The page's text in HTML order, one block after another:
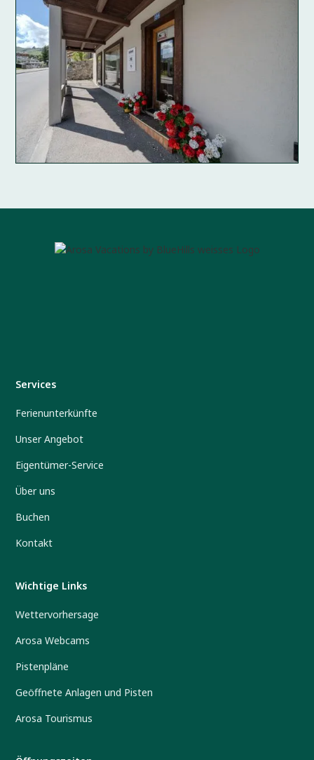
Services
Ferienunterkünfte
Unser Angebot
Eigentümer-Service
Über uns
Buchen
Kontakt
Wichtige Links
Wettervorhersage
Arosa Webcams
Pistenpläne
Geöffnete Anlagen und Pisten
Arosa Tourismus